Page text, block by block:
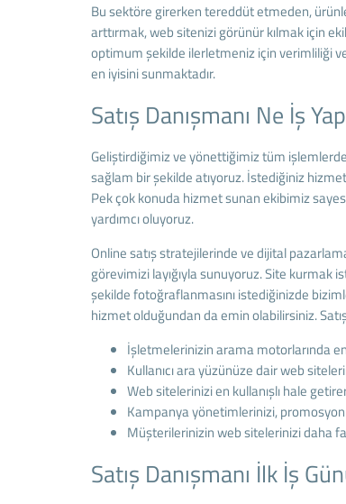
Bu sektöre girerken tereddüt etmeden,
arttırmak, web sitenizi görünür kılmak için
optimum şekilde ilerletmeniz için verimliliği
en iyisini sunmaktadır.
Satış Danışmanı Ne İş
Geliştirdiğimiz ve yönettiğimiz tüm
sağlam bir şekilde atıyoruz. İstediğiniz
Pek çok konuda hizmet sunan ekibimiz
yardımcı oluyoruz.
Online satış stratejilerinde ve dijital
görevimizi layığıyla sunuyoruz. Site kurmak
şekilde fotoğraflanmasını istediğinizde
hizmet olduğundan da emin olabilirsiniz.
İşletmelerinizin arama motorlarında
Kullanıcı ara yüzünüze dair web
Web sitelerinizi en kullanışlı hale
Kampanya yönetimlerinizi, promosyon
Müşterilerinizin web sitelerinizi daha
Satış Danışmanı İlk İş